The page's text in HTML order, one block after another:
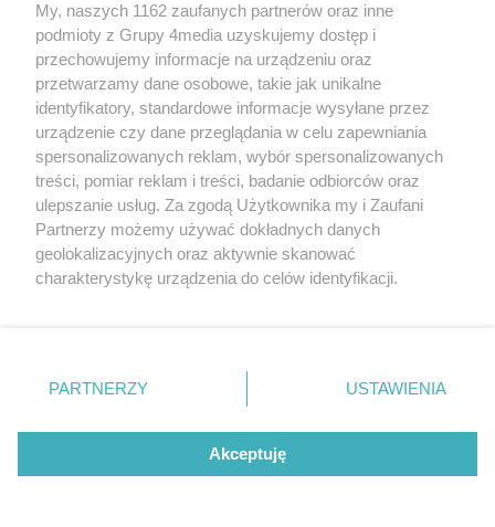
Po wypadku został
przetransportowany
śmigłowcem na Józefów.
Historia mrozi krew w żyłach
Malczewski, Markiewicz i
duchowa uczta
Policja poszukuje zaginionej
49-letniej mieszkanki
Radomia
Mieszkaniec Radomia
przestępstwa. Szkoda
wyceniona na ponad milion
My, naszych 1162 zaufanych partnerów oraz inne
podmioty z Grupy 4media uzyskujemy dostęp i
przechowujemy informacje na urządzeniu oraz
przetwarzamy dane osobowe, takie jak unikalne
identyfikatory, standardowe informacje wysyłane przez
urządzenie czy dane przeglądania w celu zapewniania
spersonalizowanych reklam, wybór spersonalizowanych
treści, pomiar reklam i treści, badanie odbiorców oraz
ulepszanie usług. Za zgodą Użytkownika my i Zaufani
Partnerzy możemy używać dokładnych danych
geolokalizacyjnych oraz aktywnie skanować
charakterystykę urządzenia do celów identyfikacji.
zmienić/wycofać klikając przycisk ustawień prywatności
znajdujący się w lewym dolnym rogu strony
. Niektóre
użytkownika, ale masz prawo sprzeciwić się takiemu
przetwarzaniu. Preferencje będą miały zastosowania tylko
PARTNERZY USTAWIENIA
Akceptuję